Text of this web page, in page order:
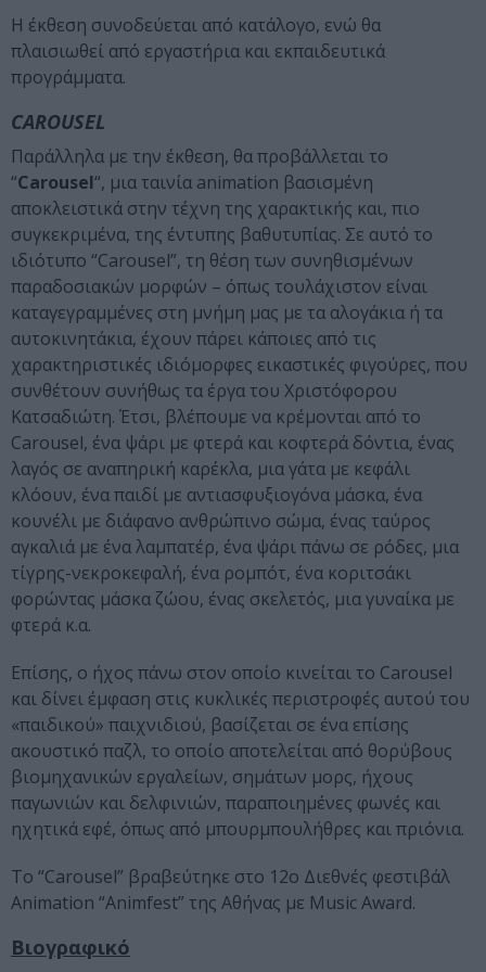
Η έκθεση συνοδεύεται από κατάλογο, ενώ θα
πλαισιωθεί από εργαστήρια και εκπαιδευτικά
προγράμματα.
CAROUSEL
Παράλληλα με την έκθεση, θα προβάλλεται το
“Carousel“, μια ταινία animation βασισμένη
αποκλειστικά στην τέχνη της χαρακτικής και, πιο
συγκεκριμένα, της έντυπης βαθυτυπίας. Σε αυτό το
ιδιότυπο “Carousel”, τη θέση των συνηθισμένων
παραδοσιακών μορφών – όπως τουλάχιστον είναι
καταγεγραμμένες στη μνήμη μας με τα αλογάκια ή τα
αυτοκινητάκια, έχουν πάρει κάποιες από τις
χαρακτηριστικές ιδιόμορφες εικαστικές φιγούρες, που
συνθέτουν συνήθως τα έργα του Χριστόφορου
Κατσαδιώτη. Έτσι, βλέπουμε να κρέμονται από το
Carousel, ένα ψάρι με φτερά και κοφτερά δόντια, ένας
λαγός σε αναπηρική καρέκλα, μια γάτα με κεφάλι
κλόουν, ένα παιδί με αντιασφυξιογόνα μάσκα, ένα
κουνέλι με διάφανο ανθρώπινο σώμα, ένας ταύρος
αγκαλιά με ένα λαμπατέρ, ένα ψάρι πάνω σε ρόδες, μια
τίγρης-νεκροκεφαλή, ένα ρομπότ, ένα κοριτσάκι
φορώντας μάσκα ζώου, ένας σκελετός, μια γυναίκα με
φτερά κ.α.
Επίσης, o ήχος πάνω στον οποίο κινείται το Carousel
και δίνει έμφαση στις κυκλικές περιστροφές αυτού του
«παιδικού» παιχνιδιού, βασίζεται σε ένα επίσης
ακουστικό παζλ, το οποίο αποτελείται από θορύβους
βιομηχανικών εργαλείων, σημάτων μορς, ήχους
παγωνιών και δελφινιών, παραποιημένες φωνές και
ηχητικά εφέ, όπως από μπουρμπουλήθρες και πριόνια.
Το “Carousel” βραβεύτηκε στο 12ο Διεθνές φεστιβάλ
Animation “Animfest” της Αθήνας με Music Award.
Βιογραφικό